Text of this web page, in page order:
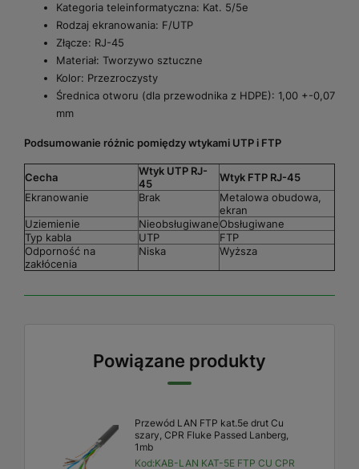
Kategoria teleinformatyczna: Kat. 5/5e
Rodzaj ekranowania: F/UTP
Złącze: RJ-45
Materiał: Tworzywo sztuczne
Kolor: Przezroczysty
Średnica otworu (dla przewodnika z HDPE): 1,00 +-0,07
mm
Podsumowanie różnic pomiędzy wtykami UTP i FTP
Cecha
Wtyk UTP RJ-
45
Wtyk FTP RJ-45
Ekranowanie
Brak
Metalowa obudowa,
ekran
Uziemienie
NieobsługiwaneObsługiwane
Typ kabla
UTP
FTP
Odporność na
zakłócenia
Niska Wyższa
Powiązane produkty
Przewód LAN FTP kat.5e drut Cu
szary, CPR Fluke Passed Lanberg,
1mb
Kod:KAB-LAN KAT-5E FTP CU CPR